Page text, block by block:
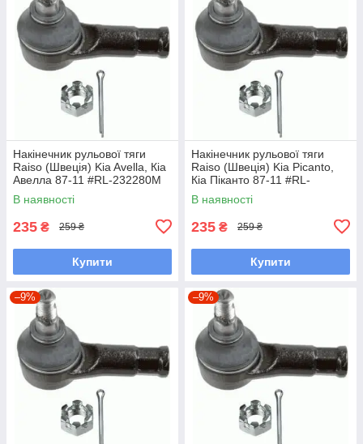
Накінечник рульової тяги
Raiso (Швеція) Kia Avella, Кіа
Авелла 87-11 #RL-232280M
UAGKKIJ7
В наявності
235 ₴ 259 ₴
Купити
Накінечник рульової тяги
Raiso (Швеція) Kia Picanto,
Кіа Піканто 87-11 #RL-
232280M UAGKKIJ7
В наявності
235 ₴ 259 ₴
Купити
–9% –9%